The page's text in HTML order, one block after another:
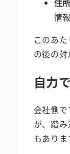
住
情
このあ
の後の対
自力
会社側
が、踏
もありま